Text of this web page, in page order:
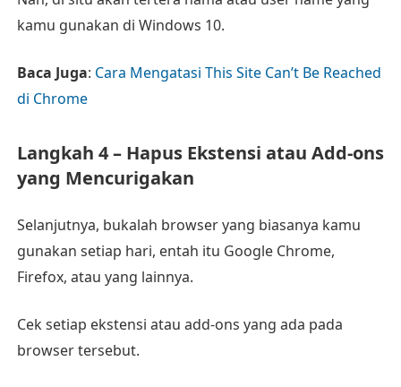
kamu gunakan di Windows 10.
Baca Juga: Cara Mengatasi This Site Can’t Be Reached
di Chrome
Langkah 4 – Hapus Ekstensi atau Add-ons
yang Mencurigakan
Selanjutnya, bukalah browser yang biasanya kamu
gunakan setiap hari, entah itu Google Chrome,
Firefox, atau yang lainnya.
Cek setiap ekstensi atau add-ons yang ada pada
browser tersebut.